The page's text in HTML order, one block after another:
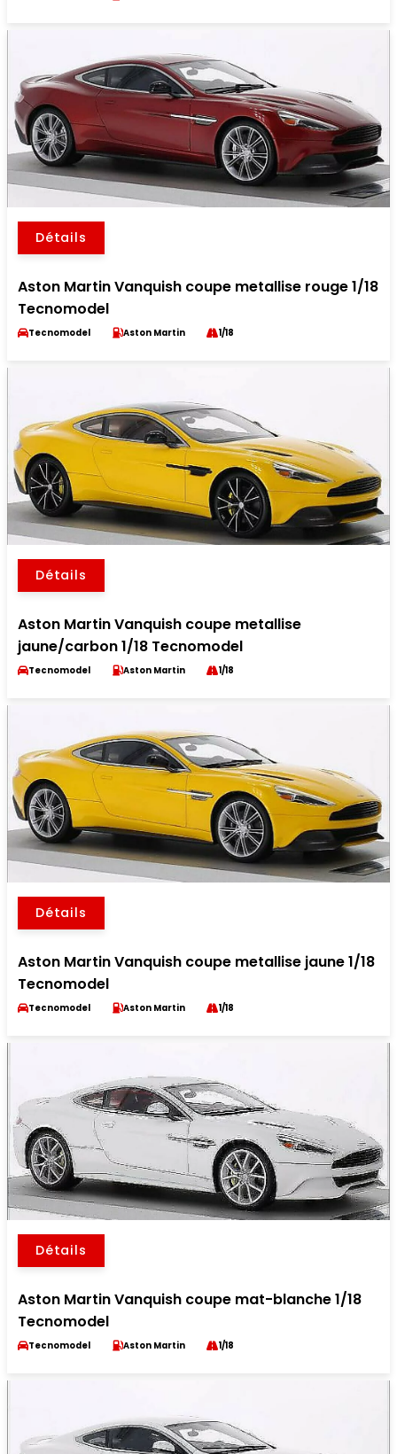
Détails
Aston Martin Vanquish coupe metallise rouge 1/18
Tecnomodel
Tecnomodel Aston Martin 1/18
Détails
Aston Martin Vanquish coupe metallise
jaune/carbon 1/18 Tecnomodel
Tecnomodel Aston Martin 1/18
Détails
Aston Martin Vanquish coupe metallise jaune 1/18
Tecnomodel
Tecnomodel Aston Martin 1/18
Détails
Aston Martin Vanquish coupe mat-blanche 1/18
Tecnomodel
Tecnomodel Aston Martin 1/18